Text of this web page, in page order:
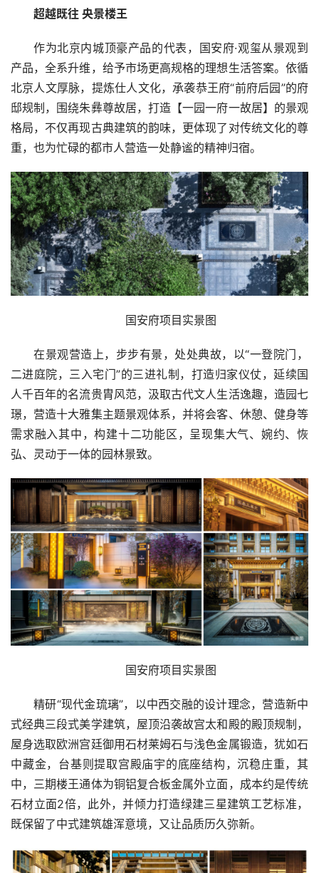
超越既往 央景楼王
作为北京内城顶豪产品的代表，国安府·观玺从景观到
产品，全系升维，给予市场更高规格的理想生活答案。依循
北京人文厚脉，提炼仕人文化，承袭恭王府“前府后园”的府
邸规制，围绕朱彝尊故居，打造【一园一府一故居】的景观
格局，不仅再现古典建筑的韵味，更体现了对传统文化的尊
重，也为忙碌的都市人营造一处静谧的精神归宿。
国安府项目实景图
在景观营造上，步步有景，处处典故，以“一登院门，
二进庭院，三入宅门”的三进礼制，打造归家仪仗，延续国
人千百年的名流贵胄风范，汲取古代文人生活逸趣，造园七
璟，营造十大雅集主题景观体系，并将会客、休憩、健身等
需求融入其中，构建十二功能区，呈现集大气、婉约、恢
弘、灵动于一体的园林景致。
国安府项目实景图
精研“现代金琉璃”，以中西交融的设计理念，营造新中
式经典三段式美学建筑，屋顶沿袭故宫太和殿的殿顶规制，
屋身选取欧洲宫廷御用石材莱姆石与浅色金属锻造，犹如石
中藏金，台基则提取宫殿庙宇的底座结构，沉稳庄重，其
中，三期楼王通体为铜铝复合板金属外立面，成本约是传统
石材立面2倍，此外，并倾力打造绿建三星建筑工艺标准，
既保留了中式建筑雄浑意境，又让品质历久弥新。